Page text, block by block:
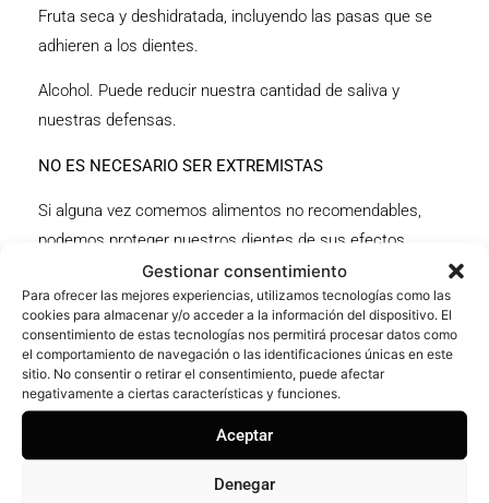
Gestionar consentimiento
Para ofrecer las mejores experiencias, utilizamos tecnologías como las
cookies para almacenar y/o acceder a la información del dispositivo. El
consentimiento de estas tecnologías nos permitirá procesar datos como
el comportamiento de navegación o las identificaciones únicas en este
sitio. No consentir o retirar el consentimiento, puede afectar
negativamente a ciertas características y funciones.
Aceptar
Denegar
Fruta seca y deshidratada, incluyendo las pasas que se
adhieren a los dientes.
Alcohol. Puede reducir nuestra cantidad de saliva y
nuestras defensas.
NO ES NECESARIO SER EXTREMISTAS
Si alguna vez comemos alimentos no recomendables,
podemos proteger nuestros dientes de sus efectos
adversos con algunos simples consejos:
Evitar comerlos por sí solos y entre horas.
Acompañarlos de mucha agua y de otros alimentos
más adecuados.
No abusar de ellos, ni convertirlos en una
Cepillarnos los dientes al menos dos veces al día
durante dos minutos. Prestar especial atención en